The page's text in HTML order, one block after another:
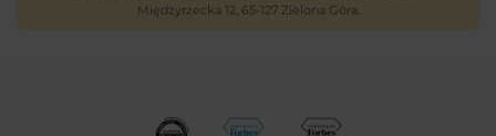
Międzyrzecka 12, 65-127 Zielona Góra.